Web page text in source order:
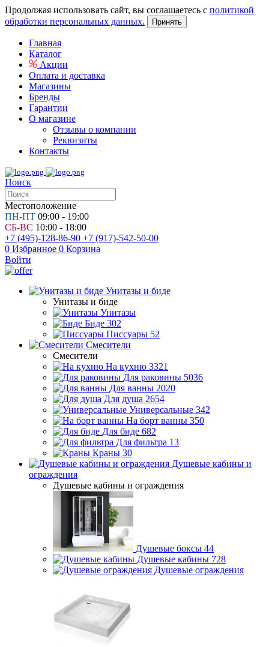
Продолжая использовать сайт, вы соглашаетесь с политикой
обработки персональных данных.
Принять
Главная
Каталог
Акции
Оплата и доставка
Магазины
Бренды
Гарантии
О магазине
Отзывы о компании
Реквизиты
Контакты
Поиск
Местоположение
ПН-ПТ 09:00 - 19:00
СБ-ВС 10:00 - 18:00
+7 (495)-128-86-90 +7 (917)-542-50-00
0 Избранное 0 Корзина
Войти
Унитазы и биде
Унитазы и биде
Унитазы
Биде 302
Писсуары 52
Смесители
Смесители
На кухню 3321
Для раковины 5036
Для ванны 2020
Для душа 2654
Универсальные 342
На борт ванны 350
Для биде 682
Для фильтра 13
Краны 30
Душевые кабины и
ограждения
Душевые кабины и ограждения
Душевые боксы 44
Душевые кабины 728
Душевые ограждения